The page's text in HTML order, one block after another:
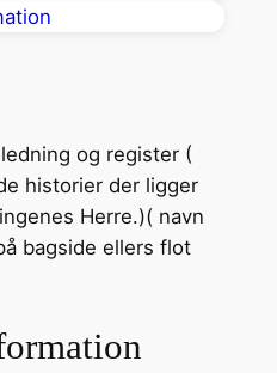
og register (
historier der ligger
Herre.)( navn
bagside ellers flot